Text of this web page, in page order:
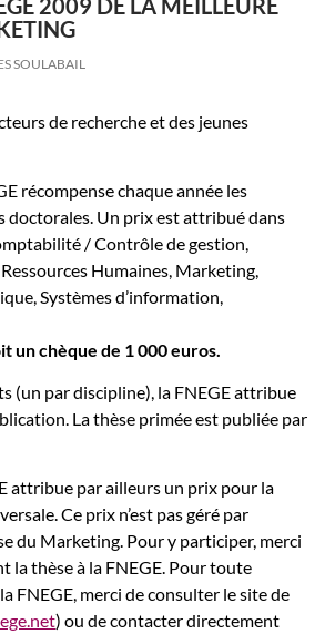
2009 DE LA MEILLEURE
SOULABAIL
de recherche et des jeunes
récompense chaque année les
doctorales. Un prix est attribué dans
/ Contrôle de gestion,
Humaines, Marketing,
Systèmes d’information,
un chèque de 1 000 euros.
(un par discipline), la FNEGE attribue
La thèse primée est publiée par
attribue par ailleurs un prix pour la
Ce prix n’est pas géré par
du Marketing. Pour y participer, merci
la thèse à la FNEGE. Pour toute
FNEGE, merci de consulter le site de
) ou de contacter directement